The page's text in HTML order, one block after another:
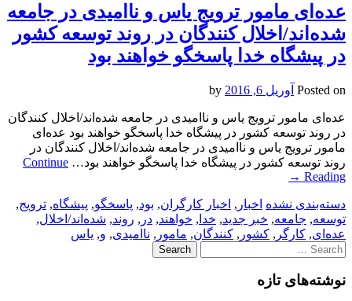
عده‌ای مامور ترویج یاس و ناامیدی در جامعه
شده‌اند/اخلال کنندگان در روند توسعه کشور
در پیشگاه خدا پاسخگو خواهند بود
Posted on آوریل 6, 2016
عده‌ای مامور ترویج یاس و ناامیدی در جامعه شده‌اند/اخلال کنندگان
در روند توسعه کشور در پیشگاه خدا پاسخگو خواهند بود عده‌ای
مامور ترویج یاس و ناامیدی در جامعه شده‌اند/اخلال کنندگان در
روند توسعه کشور در پیشگاه خدا پاسخگو خواهند بود… Continue
Reading
→
دسته‌بندی نشده اخبار , اخبار کارگران, بود, پاسخگو, پیشگاه, ترویج,
توسعه, جامعه, خبر جدید, خدا , خواهند, در , روند, شده‌اند/اخلال,
عده‌ای, کارگر , کشور , کنندگان, مامور , ناامیدی, و, یاس
Search
for:
نوشته‌های تازه